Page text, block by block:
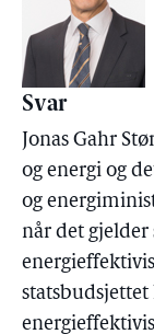
Svar
Jonas Gahr
og energi og
og
når det